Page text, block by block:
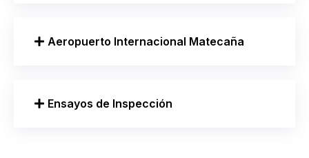
Aeropuerto Internacional Matecaña
Ensayos de Inspección